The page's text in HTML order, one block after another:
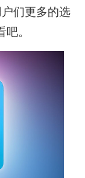
们更多的选
。